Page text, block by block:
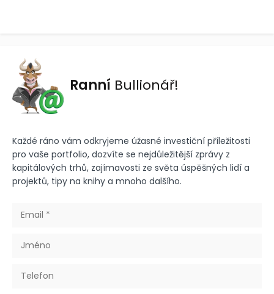
Ranní Bullionář!
Každé ráno vám odkryjeme úžasné investiční příležitosti
pro vaše portfolio, dozvíte se nejdůležitější zprávy z
kapitálových trhů, zajímavosti ze světa úspěšných lidí a
projektů, tipy na knihy a mnoho dalšího.